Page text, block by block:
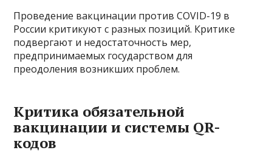
Проведение вакцинации против COVID-19 в
России критикуют с разных позиций. Критике
подвергают и недостаточность мер,
предпринимаемых государством для
преодоления возникших проблем.
Критика обязательной
вакцинации и системы QR-
кодов